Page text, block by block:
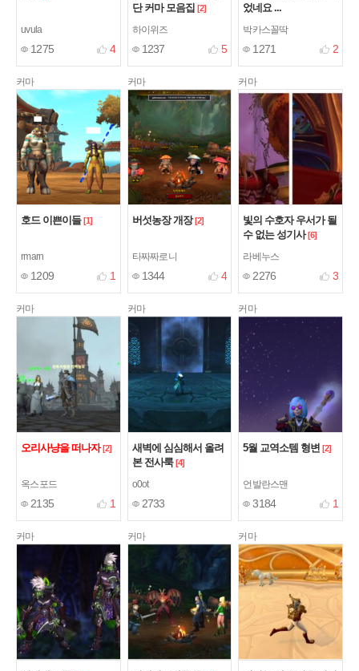
uvula
1275 4
단 커마 모음집 [2]
하이위즈
1237 5
었네요 ...
박카스꼴딱
1271 2
커마
호드 이쁜이들 [1]
rmarn
1209 1
커마
버섯농장 개장 [2]
타짜짜로니
1344 4
커마
빛의 수호자 우서가 될
수 없는 성기사 [6]
라베누스
2276 3
커마
오리사냥을 떠나자 [2]
옥스포드
2135 1
커마
새벽에 심심해서 올려
본 전사룩 [4]
o0ot
2733
커마
5월 교역소템 형변 [2]
언발란스맨
3184 1
커마 커마 커마